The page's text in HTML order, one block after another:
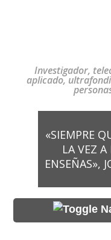
Investigador,
aplicado,
«SIEMPRE
LA VEZ
ENSEÑAS»,